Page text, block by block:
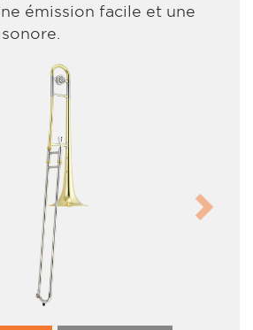
émission facile et une
Next